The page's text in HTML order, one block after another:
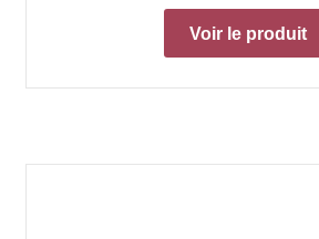
Voir le produit